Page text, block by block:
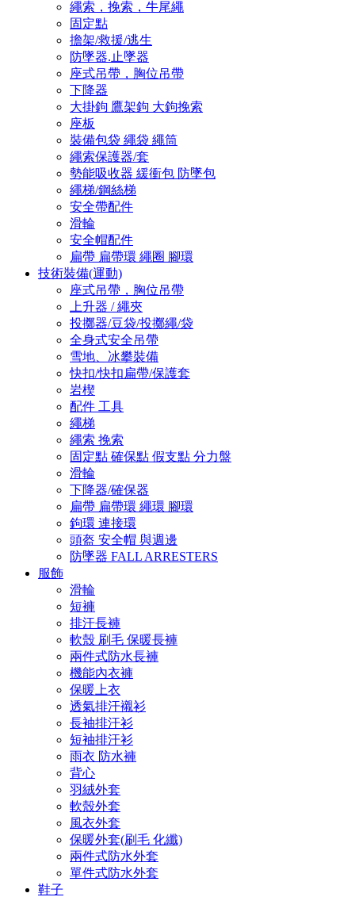
繩索，挽索，牛尾繩
固定點
擔架/救援/逃生
防墜器.止墜器
座式吊帶，胸位吊帶
下降器
大掛鉤 鷹架鉤 大鉤挽索
座板
裝備包袋 繩袋 繩筒
繩索保護器/套
勢能吸收器 緩衝包 防墜包
繩梯/鋼絲梯
安全帶配件
滑輪
安全帽配件
扁帶 扁帶環 繩圈 腳環
技術裝備(運動)
座式吊帶，胸位吊帶
上升器 / 繩夾
投擲器/豆袋/投擲繩/袋
全身式安全吊帶
雪地、冰攀裝備
快扣/快扣扁帶/保護套
岩楔
配件 工具
繩梯
繩索 挽索
固定點 確保點 假支點 分力盤
滑輪
下降器/確保器
扁帶 扁帶環 繩環 腳環
鉤環 連接環
頭盔 安全帽 與週邊
防墜器 FALL ARRESTERS
服飾
滑輪
短褲
排汗長褲
軟殼 刷毛 保暖長褲
兩件式防水長褲
機能內衣褲
保暖上衣
透氣排汗襯衫
長袖排汗衫
短袖排汗衫
雨衣 防水褲
背心
羽絨外套
軟殼外套
風衣外套
保暖外套(刷毛 化纖)
兩件式防水外套
單件式防水外套
鞋子